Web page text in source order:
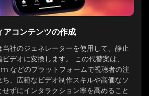
アコンテンツの作成
社のジェネレーターを使用して、静止
デオに変換します。 この代替案は、
などのプラットフォームで視聴者の注
、広範なビデオ制作スキルや高価なソ
ずにインタラクション率を高めること